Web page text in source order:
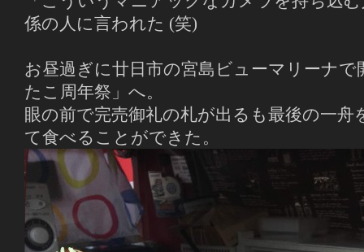
係の人に言われた (笑)
お昼過ぎに廿日市の宮島ビューマリーナで
たこ周年祭」へ。
眼の前で完売御礼の札が出るも最後の一舟
て食べることができた。